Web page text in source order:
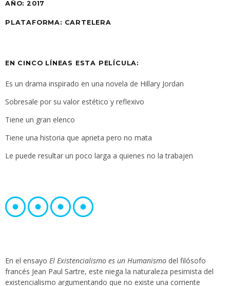
AÑO: 2017
PLATAFORMA: CARTELERA
EN CINCO LÍNEAS ESTA PELÍCULA:
Es un drama inspirado en una novela de Hillary Jordan
Sobresale por su valor estético y reflexivo
Tiene un gran elenco
Tiene una historia que aprieta pero no mata
Le puede resultar un poco larga a quienes no la trabajen
En el ensayo El Existencialismo es un Humanismo del filósofo
francés Jean Paul Sartre, este niega la naturaleza pesimista del
existencialismo argumentando que no existe una corriente